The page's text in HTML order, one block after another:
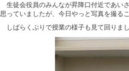
生徒会役員のみんなが昇降口付近であい
思っていましたが、今日やっと写真を撮る
しばらくぶりで授業の様子も見て回りまし